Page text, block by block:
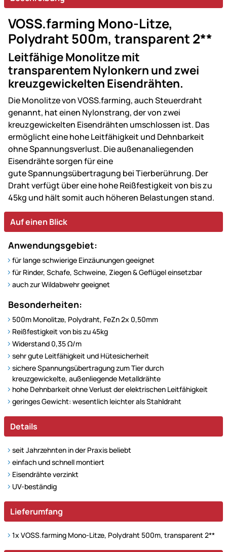
VOSS.farming Mono-Litze,
Polydraht 500m, transparent 2**
Leitfähige Monolitze mit
transparentem Nylonkern und zwei
kreuzgewickelten Eisendrähten.
Die Monolitze von VOSS.farming, auch Steuerdraht
genannt, hat einen Nylonstrang, der von zwei
kreuzgewickelten Eisendrähten umschlossen ist. Das
ermöglicht eine hohe Leitfähigkeit und Dehnbarkeit
ohne Spannungsverlust. Die außenanaliegenden
Eisendrähte sorgen für eine
gute Spannungsübertragung bei Tierberührung. Der
Draht verfügt über eine hohe Reißfestigkeit von bis zu
45kg und hält somit auch höheren Belastungen stand.
Auf einen Blick
Anwendungsgebiet:
für lange schwierige Einzäunungen geeignet
für Rinder, Schafe, Schweine, Ziegen & Geflügel einsetzbar
auch zur Wildabwehr geeignet
Besonderheiten:
500m Monolitze, Polydraht, FeZn 2x 0,50mm
Reißfestigkeit von bis zu 45kg
Widerstand 0,35 Ω/m
sehr gute Leitfähigkeit und Hütesicherheit
sichere Spannungsübertragung zum Tier durch
kreuzgewickelte, außenliegende Metalldrähte
hohe Dehnbarkeit ohne Verlust der elektrischen Leitfähigkeit
geringes Gewicht: wesentlich leichter als Stahldraht
Details
seit Jahrzehnten in der Praxis beliebt
einfach und schnell montiert
Eisendrähte verzinkt
UV-beständig
Lieferumfang
1x VOSS.farming Mono-Litze, Polydraht 500m, transparent 2**